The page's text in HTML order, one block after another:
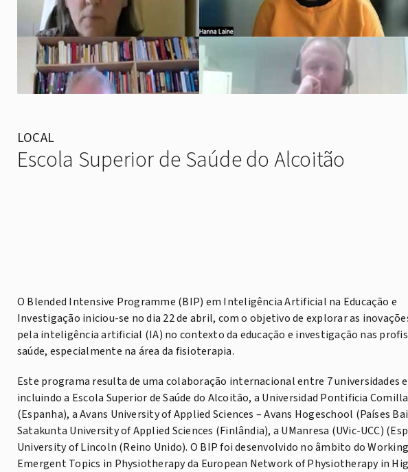
LOCAL
Escola Superior de Saúde do Alcoitão
O Blended Intensive Programme (BIP) em Inteligência Artificial na Educação e
Investigação iniciou-se no dia 22 de abril, com o objetivo de explorar as
pela inteligência artificial (IA) no contexto da educação e investigação nas
saúde, especialmente na área da fisioterapia.
Este programa resulta de uma colaboração internacional entre 7 universidades
incluindo a Escola Superior de Saúde do Alcoitão, a Universidad Pontificia
(Espanha), a Avans University of Applied Sciences – Avans Hogeschool (Países
Satakunta University of Applied Sciences (Finlândia), a UManresa (UVic-UCC)
University of Lincoln (Reino Unido). O BIP foi desenvolvido no âmbito do
Emergent Topics in Physiotherapy da European Network of Physiotherapy in